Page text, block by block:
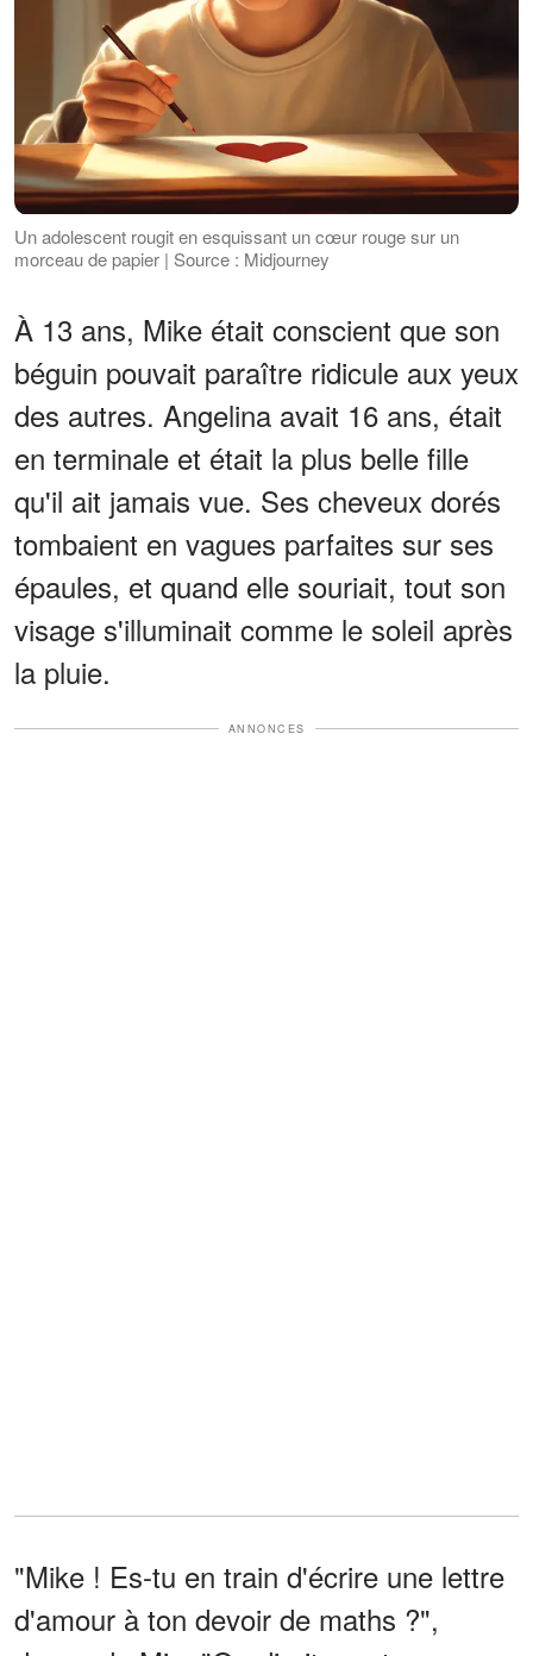
Un adolescent rougit en esquissant un cœur rouge sur un
morceau de papier | Source : Midjourney
À 13 ans, Mike était conscient que son
béguin pouvait paraître ridicule aux yeux
des autres. Angelina avait 16 ans, était
en terminale et était la plus belle fille
qu'il ait jamais vue. Ses cheveux dorés
tombaient en vagues parfaites sur ses
épaules, et quand elle souriait, tout son
visage s'illuminait comme le soleil après
la pluie.
ANNONCES
"Mike ! Es-tu en train d'écrire une lettre
d'amour à ton devoir de maths ?",